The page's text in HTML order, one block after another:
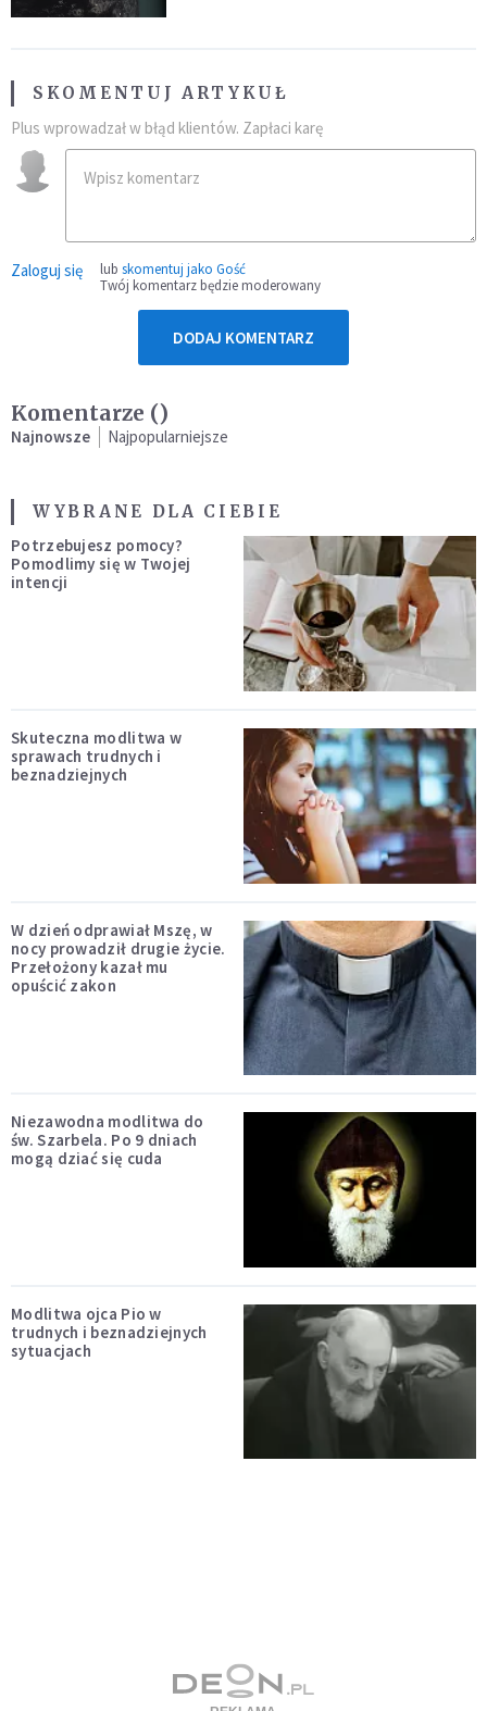
SKOMENTUJ ARTYKUŁ
Plus wprowadzał w błąd klientów. Zapłaci karę
Zaloguj się lub skomentuj jako Gość
Twój komentarz będzie moderowany
DODAJ KOMENTARZ
Komentarze ()
Najnowsze Najpopularniejsze
WYBRANE DLA CIEBIE
Potrzebujesz pomocy?
Pomodlimy się w Twojej
intencji
Skuteczna modlitwa w
sprawach trudnych i
beznadziejnych
W dzień odprawiał Mszę, w
nocy prowadził drugie życie.
Przełożony kazał mu
opuścić zakon
Niezawodna modlitwa do
św. Szarbela. Po 9 dniach
mogą dziać się cuda
Modlitwa ojca Pio w
trudnych i beznadziejnych
sytuacjach